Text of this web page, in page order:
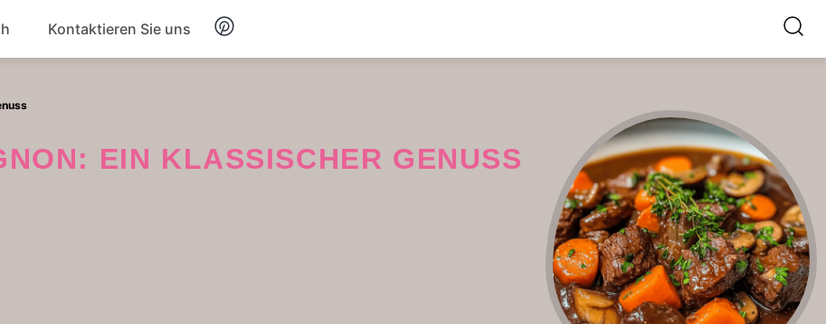
Kontaktieren Sie uns
EIN KLASSISCHER GENUSS